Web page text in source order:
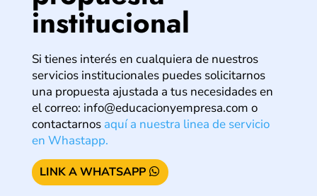
institucional
Si tienes interés en cualquiera de nuestros
servicios institucionales puedes solicitarnos
una propuesta ajustada a tus necesidades en
el correo: info@educacionyempresa.com o
contactarnos aquí a nuestra linea de servicio
en Whastapp.
LINK A WHATSAPP